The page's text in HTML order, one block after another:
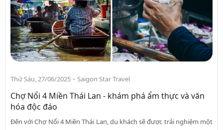
Thứ Sáu, 27/06/2025 - Saigon Star Travel
Chợ Nổi 4 Miền Thái Lan - khám phá ẩm thực và văn
hóa độc đáo
Đến với Chợ Nổi 4 Miền Thái Lan, du khách sẽ được trải nghiệm một